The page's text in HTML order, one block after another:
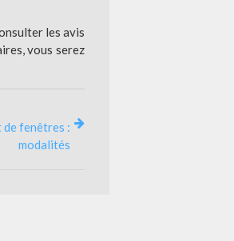
les avis
vous serez
de fenêtres :
modalités